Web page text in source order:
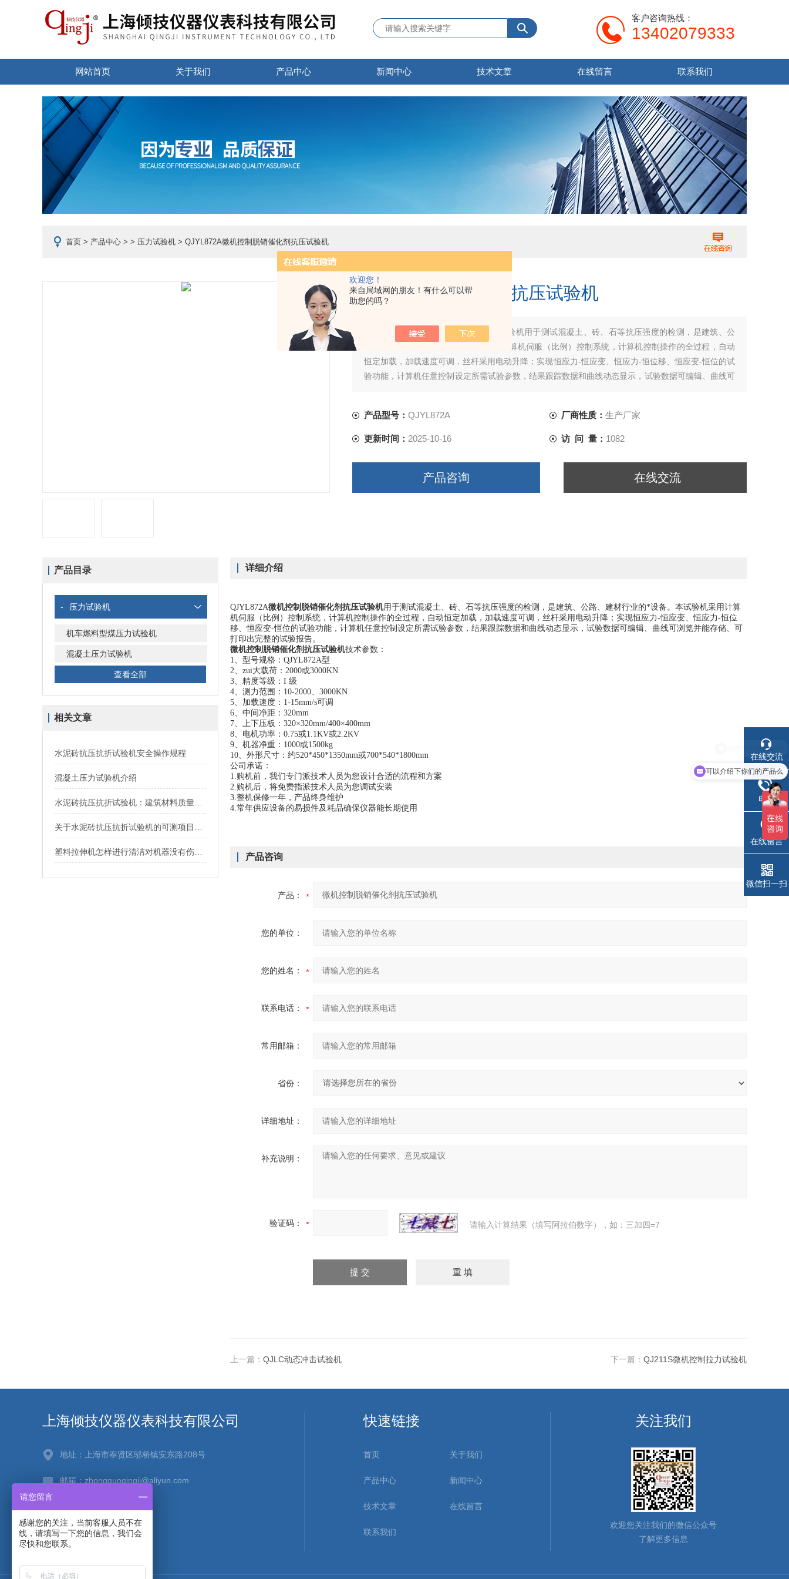
欢迎您！
来自局域网的朋友！有什么可以帮
助您的吗？
客户咨询热线：
13402079333
网站首页 关于我们 产品中心 新闻中心 技术文章 在线留言 联系我们
首页 > 产品中心 > > 压力试验机 > QJYL872A微机控制脱销催化剂抗压试验机
微机控制脱销催化剂抗压试验机
微机控制脱销催化剂抗压试验机用于测试混凝土、砖、石等抗压强度的检测，是建筑、公
路、建材行业的*设备。本试验机采用计算机伺服（比例）控制系统，计算机控制操作的全过程，自动
恒定加载，加载速度可调，丝杆采用电动升降；实现恒应力-恒应变、恒应力-恒位移、恒应变-恒位的试
验功能，计算机任意控制设定所需试验参数，结果跟踪数据和曲线动态显示，试验数据可编辑、曲线可
产品型号： QJYL872A 厂商性质： 生产厂家
更新时间： 2025-10-16 访 问 量： 1082
产品咨询 在线交流
产品目录
- 压力试验机
机车燃料型煤压力试验机
混凝土压力试验机
查看全部
相关文章
水泥砖抗压抗折试验机安全操作规程
混凝土压力试验机介绍
详细介绍
QJYL872A微机控制脱销催化剂抗压试验机用于测试混凝土、砖、石等抗压强度的检测，是建筑、公路、建材行业的*设备。本试验机采用计算
机伺服（比例）控制系统，计算机控制操作的全过程，自动恒定加载，加载速度可调，丝杆采用电动升降；实现恒应力-恒应变、恒应力-恒位
移、恒应变-恒位的试验功能，计算机任意控制设定所需试验参数，结果跟踪数据和曲线动态显示，试验数据可编辑、曲线可浏览并能存储、可
打印出完整的试验报告。
微机控制脱销催化剂抗压试验机技术参数：
1、型号规格：QJYL872A型
2、zui大载荷：2000或3000KN
3、精度等级：I 级
4、测力范围：10-2000、3000KN
5、加载速度：1-15mm/s可调
6、中间净距：320mm
7、上下压板：320×320mm/400×400mm
8、电机功率：0.75或1.1KV或2.2KV
9、机器净重：1000或1500kg
10、外形尺寸：约520*450*1350mm或700*540*1800mm
公司承诺：
1.购机前，我们专门派技术人员为您设计合适的流程和方案
2.购机后，将免费指派技术人员为您调试安装
3.整机保修一年，产品终身维护
4.常年供应设备的易损件及耗品确保仪器能长期使用
产品咨询
产品：
您的单位：
您的姓名：
联系电话：
常用邮箱：
省份：
详细地址：
补充说明：
验证码： 请输入计算结果（填写阿拉伯数字），如：三加四=7
上一篇： QJLC动态冲击试验机 下一篇： QJ211S微机控制拉力试验机
上海倾技仪器仪表科技有限公司
地址：上海市奉贤区邬桥镇安东路208号
邮箱：zhongguoqingji@aliyun.com
快速链接
首页 关于我们
产品中心 新闻中心
技术文章 在线留言
联系我们
关注我们
欢迎您关注我们的微信公众号
了解更多信息
在线交流
电话
在线留言
微信扫一扫
可以介绍下你们的产品么
请您留言
感谢您的关注，当前客服人员不在
线，请填写一下您的信息，我们会
尽快和您联系。